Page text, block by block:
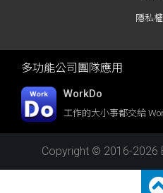
隱私
多功能公司團隊應用
WorkDo
工作的大小事都交給
Copyright © 2016-2026